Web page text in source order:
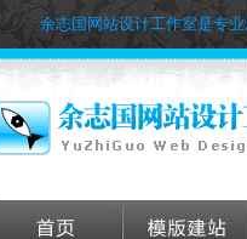
余志国网站设计工作室是专